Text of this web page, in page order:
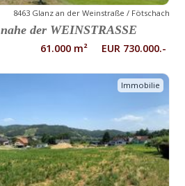
8463 Glanz an der Weinstraße / Fötschach
der WEINSTRASSE
61.000 m² EUR 730.000.-
Immobilie